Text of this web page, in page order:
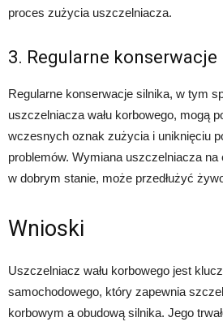
proces zużycia uszczelniacza.
3. Regularne konserwacje
Regularne konserwacje silnika, w tym
uszczelniacza wału korbowego, mogą
wczesnych oznak zużycia i uniknięciu
problemów. Wymiana uszczelniacza
w dobrym stanie, może przedłużyć
Wnioski
Uszczelniacz wału korbowego jest
samochodowego, który zapewnia
korbowym a obudową silnika. Jego